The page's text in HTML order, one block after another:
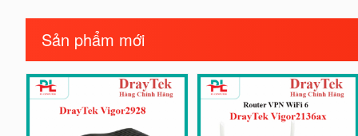
Sản phẩm mới